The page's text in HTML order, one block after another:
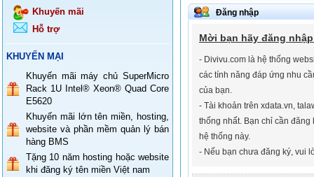
Khuyến mãi
Hỗ trợ
KHUYẾN MẠI
Khuyến mãi máy chủ SuperMicro
Rack 1U Intel® Xeon® Quad Core
E5620
Khuyến mãi lớn tên miền, hosting,
website và phần mềm quản lý bán
hàng BMS
Tặng 10 năm hosting hoặc website
khi đăng ký tên miền Việt nam
Đăng nhập
Mời bạn hãy đăng
- Divivu.com là hệ thống
các tính năng đáp ứng nhu
của bạn.
- Tài khoản trên xdata.vn,
thống nhất. Bạn chỉ cần đăng
hệ thống này.
- Nếu bạn chưa đăng ký, vui